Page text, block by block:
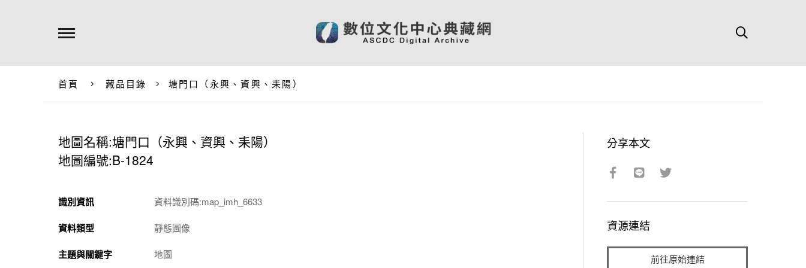
首頁 藏品目錄 塘門口（永興、資興、耒陽）
地圖名稱:塘門口（永興、資興、耒陽）
地圖編號:B-1824
識別資訊 資料識別碼:map_imh_6633
資料類型 靜態圖像
主題與關鍵字 地圖
分享本文
資源連結
前往原始連結